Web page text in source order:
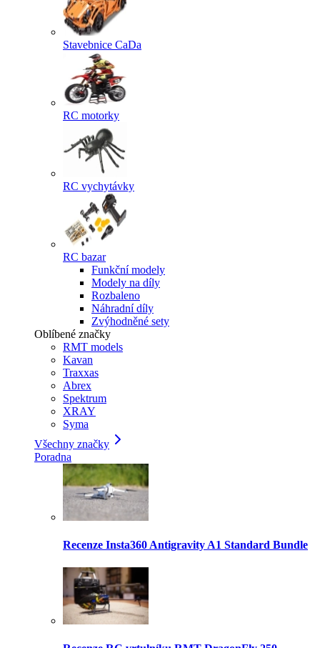
Stavebnice CaDa
RC motorky
RC vychytávky
RC bazar
Funkční modely
Modely na díly
Rozbaleno
Náhradní díly
Zvýhodněné sety
Oblíbené značky
RMT models
Kavan
Traxxas
Abrex
Spektrum
XRAY
Syma
Všechny značky
Poradna
Recenze Insta360 Antigravity A1 Standard Bundle